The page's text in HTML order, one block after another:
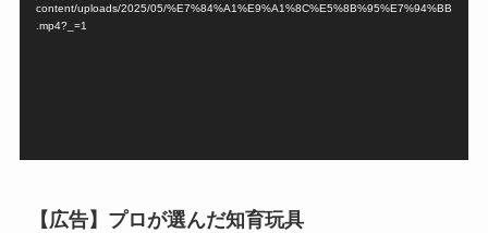
content/uploads/2025/05/%E7%84%A1%E9%A1%8C%E5%8B%95%E7%94%BB
.mp4?_=1
【広告】プロが選んだ知育玩具